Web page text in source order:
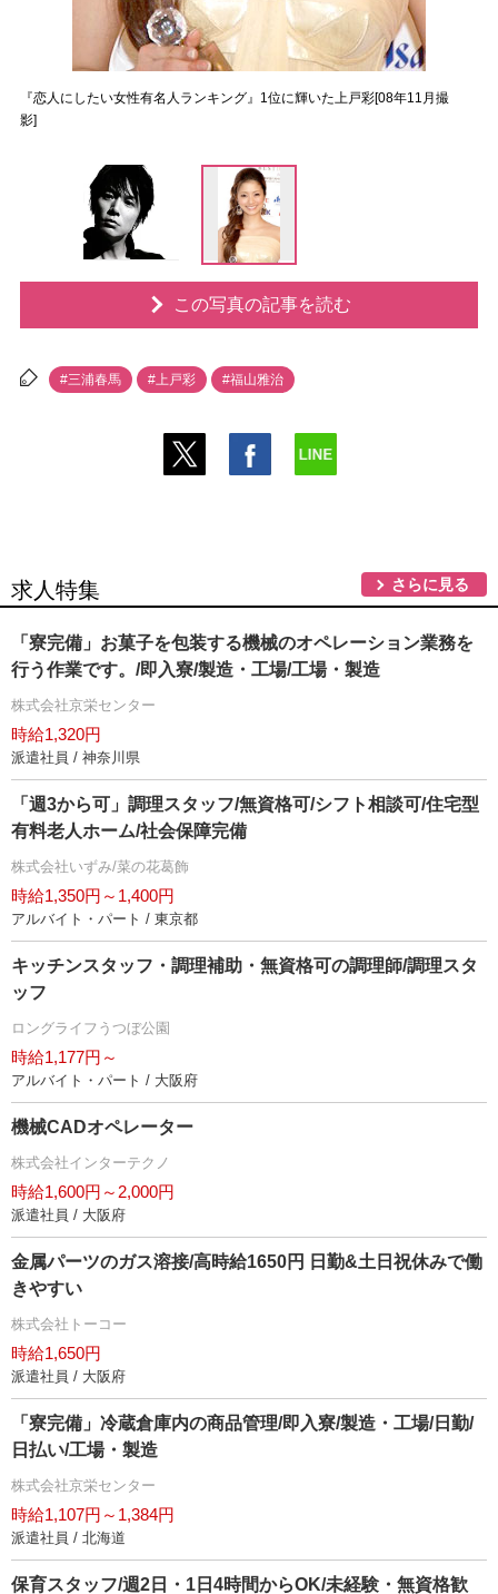
『恋人にしたい女性有名人ランキング』1位に輝いた上戸彩[08年11月撮
影]
この写真の記事を読む
#三浦春馬 #上戸彩 #福山雅治
求人特集 さらに見る
「寮完備」お菓子を包装する機械のオペレーション業務を
行う作業です。/即入寮/製造・工場/工場・製造
株式会社京栄センター
時給1,320円
派遣社員 / 神奈川県
「週3から可」調理スタッフ/無資格可/シフト相談可/住宅型
有料老人ホーム/社会保障完備
株式会社いずみ/菜の花葛飾
時給1,350円～1,400円
アルバイト・パート / 東京都
キッチンスタッフ・調理補助・無資格可の調理師/調理スタ
ッフ
ロングライフうつぼ公園
時給1,177円～
アルバイト・パート / 大阪府
機械CADオペレーター
株式会社インターテクノ
時給1,600円～2,000円
派遣社員 / 大阪府
金属パーツのガス溶接/高時給1650円 日勤&土日祝休みで働
きやすい
株式会社トーコー
時給1,650円
派遣社員 / 大阪府
「寮完備」冷蔵倉庫内の商品管理/即入寮/製造・工場/日勤/
日払い/工場・製造
株式会社京栄センター
時給1,107円～1,384円
派遣社員 / 北海道
保育スタッフ/週2日・1日4時間からOK/未経験・無資格歓